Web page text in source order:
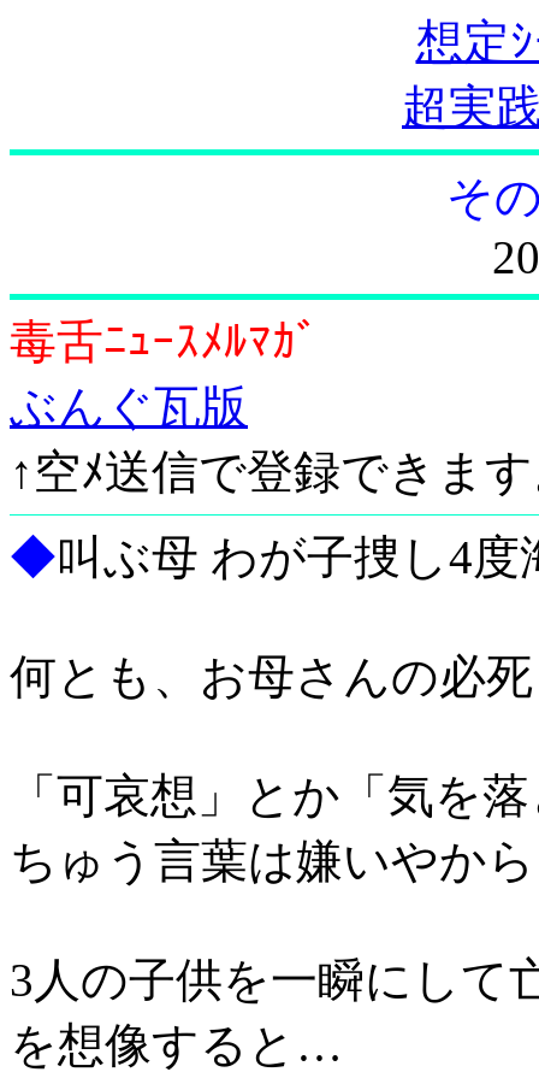
想定
超実
そ
毒舌ﾆｭｰｽﾒﾙﾏｶﾞ
ぶんぐ瓦版
↑空ﾒ送信で登録できま
◆叫ぶ母 わが子捜し4度
何とも、お母さんの必
「可哀想」とか「気を
ちゅう言葉は嫌いやか
3人の子供を一瞬にして
を想像すると…